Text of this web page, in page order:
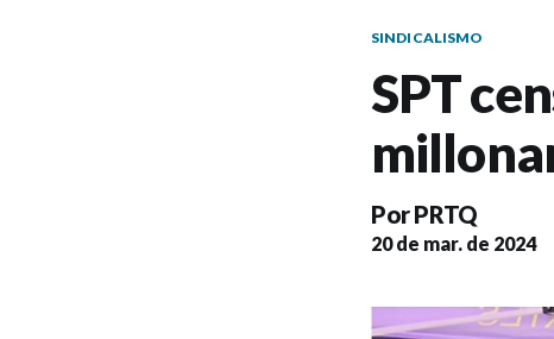
SINDICALISMO
SPT
PorPRTQ
20 de mar. de 2024